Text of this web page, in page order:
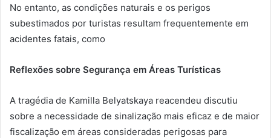
No entanto, as condições naturais e os perigos
subestimados por turistas resultam frequentemente em
acidentes fatais, como
Reflexões sobre Segurança em Áreas Turísticas
A tragédia de Kamilla Belyatskaya reacendeu discutiu
sobre a necessidade de sinalização mais eficaz e de maior
fiscalização em áreas consideradas perigosas para